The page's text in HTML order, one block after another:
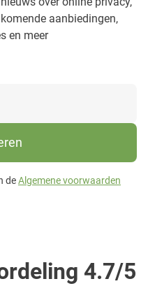
aanbiedingen,
en meer
deAlgemene voorwaarden
4.7/5